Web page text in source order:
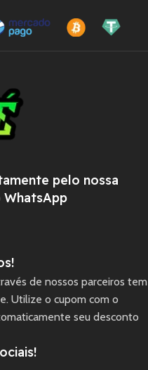
pelo nossa
de nossos parceiros tem
Utilize o cupom com o
seu desconto